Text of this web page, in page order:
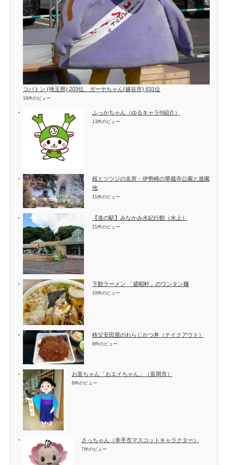
コバトン (埼玉県) 203位、ガーヤちゃん(越谷市) 631位
16件のビュー
ふっかちゃん（ゆるキャラ®紹介）
13件のビュー
桜とツツジの名所・伊勢崎の華蔵寺公園と遊園
地
11件のビュー
【道の駅】みなかみ水紀行館（水上）
11件のビュー
下館ラーメン 「盛昭軒」のワンタン麺
10件のビュー
秩父安田屋のわらじかつ丼（テイクアウト）
8件のビュー
お富ちゃん「おエイちゃん」（富岡市）
8件のビュー
さっちゃん（幸手市マスコットキャラクター）
7件のビュー